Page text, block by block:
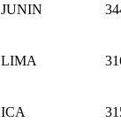
JUNIN
LIMA
ICA